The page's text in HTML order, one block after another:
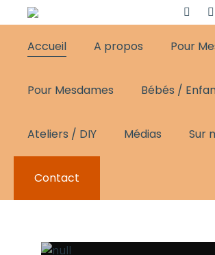
Accueil A propos Pour
Pour Mesdames Bébés /
Ateliers / DIY Médias Sur
Contact